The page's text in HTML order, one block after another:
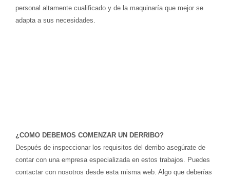
personal altamente cualificado y de la maquinaría que mejor se
adapta a sus necesidades.
¿COMO DEBEMOS COMENZAR UN DERRIBO?
Después de inspeccionar los requisitos del derribo asegúrate de
contar con una empresa especializada en estos trabajos. Puedes
contactar con nosotros desde esta misma web. Algo que deberías